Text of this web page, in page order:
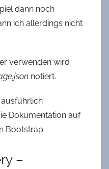
dann noch
ich allerdings nicht
verwenden wird
notiert.
Dokumentation auf
Bootstrap.
–